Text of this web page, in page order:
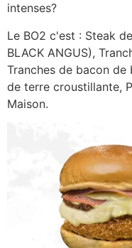
intenses?
Le BO2 c'est : Steak
BLACK ANGUS),
Tranches de bacon
de terre croustillante,
Maison.